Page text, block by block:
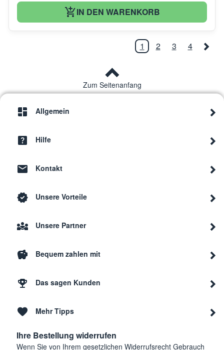
IN DEN WARENKORB
1 2 3 4
Zum Seitenanfang
Allgemein
Hilfe
Kontakt
Unsere Vorteile
Unsere Partner
Bequem zahlen mit
Das sagen Kunden
Mehr Tipps
Ihre Bestellung widerrufen
Wenn Sie von Ihrem gesetzlichen Widerrufsrecht Gebrauch